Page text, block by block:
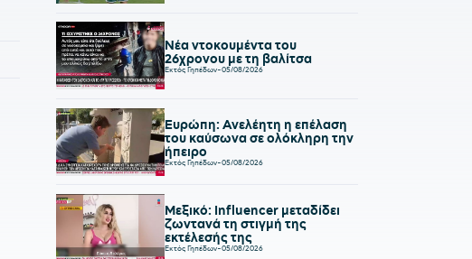
Νέα ντοκουμέντα του
26χρονου με τη βαλίτσα
Εκτός Γηπέδων-05/08/2026
Ευρώπη: Ανελέητη η επέλαση
του καύσωνα σε ολόκληρη την
ήπειρο
Εκτός Γηπέδων-05/08/2026
Μεξικό: Influencer μεταδίδει
ζωντανά τη στιγμή της
εκτέλεσής της
Εκτός Γηπέδων-05/08/2026